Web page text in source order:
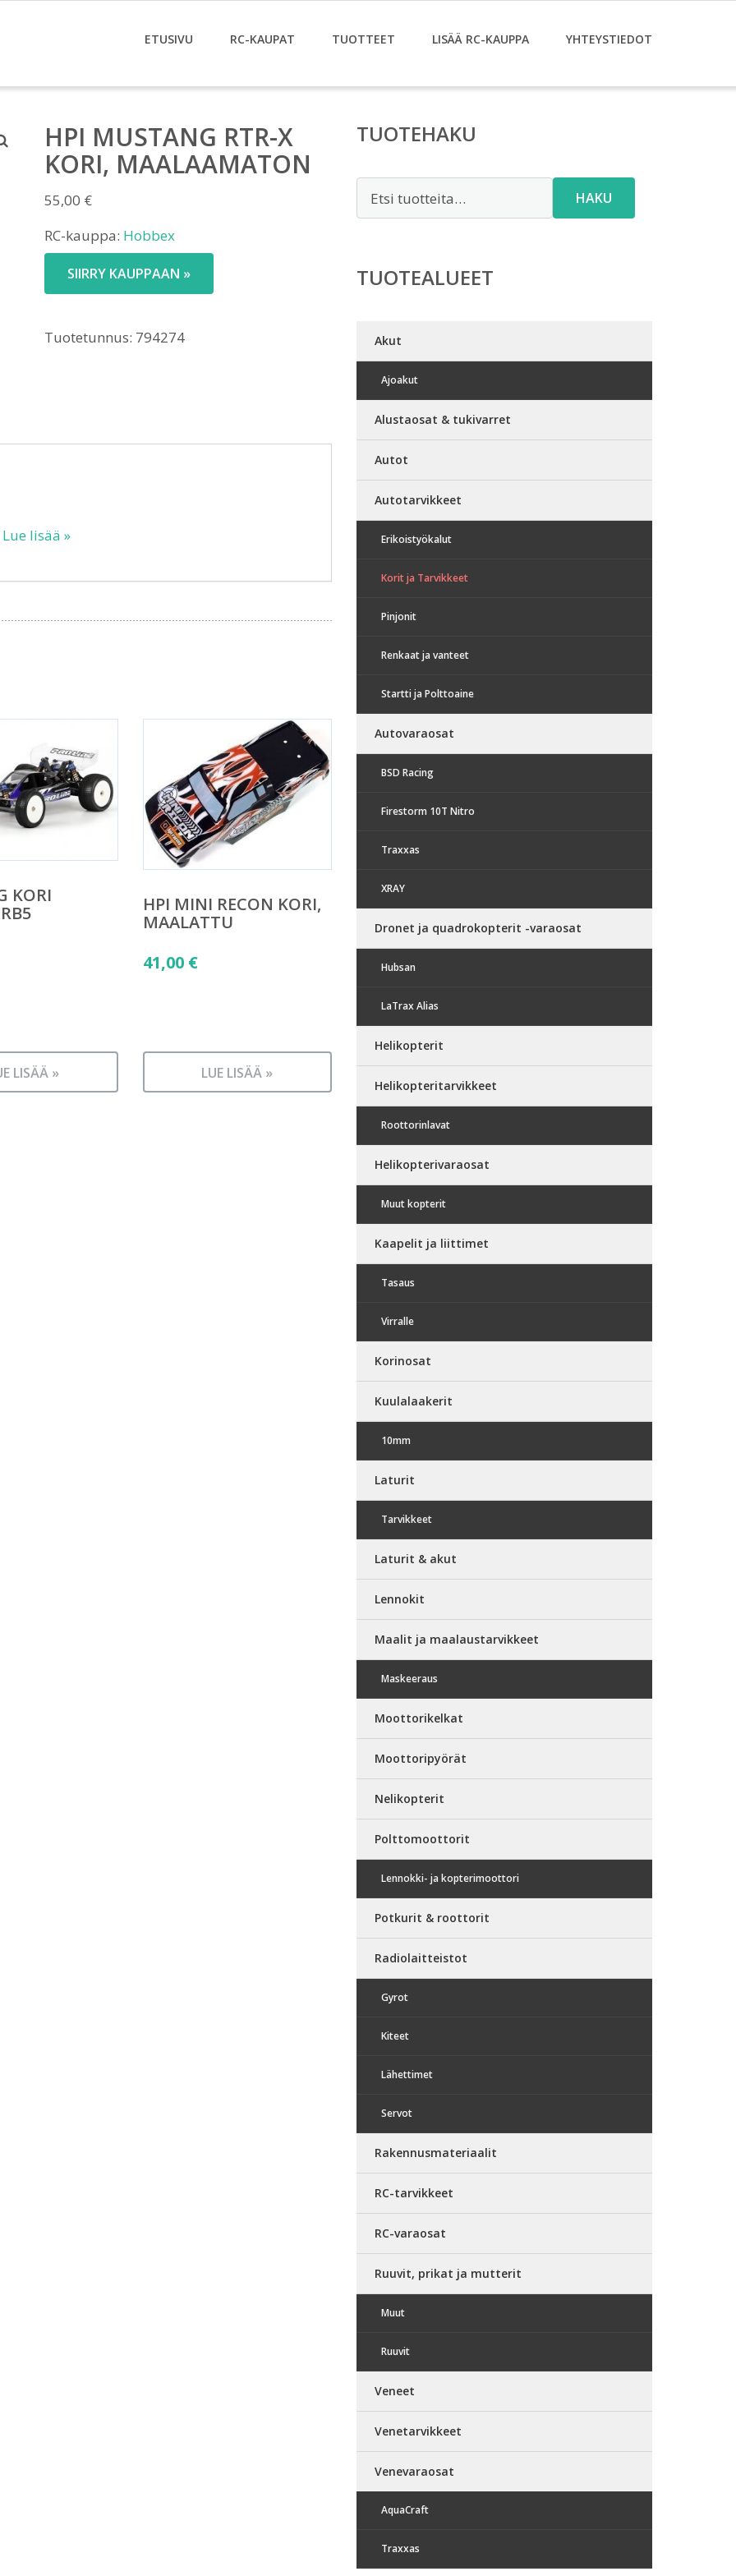
ETUSIVU RC-KAUPAT TUOTTEET LISÄÄ RC-KAUPPA YHTEYSTIEDOT
HPI MUSTANG RTR-X
KORI, MAALAAMATON
55,00 €
RC-kauppa: Hobbex
SIIRRY KAUPPAAN »
Tuotetunnus: 794274
Lue lisää »
KORI
LISÄÄ »
HPI MINI RECON KORI,
MAALATTU
41,00 €
LUE LISÄÄ »
TUOTEHAKU
HAKU
TUOTEALUEET
Akut
Ajoakut
Alustaosat & tukivarret
Autot
Autotarvikkeet
Erikoistyökalut
Korit ja Tarvikkeet
Pinjonit
Renkaat ja vanteet
Startti ja Polttoaine
Autovaraosat
BSD Racing
Firestorm 10T Nitro
Traxxas
XRAY
Dronet ja quadrokopterit -varaosat
Hubsan
LaTrax Alias
Helikopterit
Helikopteritarvikkeet
Roottorinlavat
Helikopterivaraosat
Muut kopterit
Kaapelit ja liittimet
Tasaus
Virralle
Korinosat
Kuulalaakerit
10mm
Laturit
Tarvikkeet
Laturit & akut
Lennokit
Maalit ja maalaustarvikkeet
Maskeeraus
Moottorikelkat
Moottoripyörät
Nelikopterit
Polttomoottorit
Lennokki- ja kopterimoottori
Potkurit & roottorit
Radiolaitteistot
Gyrot
Kiteet
Lähettimet
Servot
Rakennusmateriaalit
RC-tarvikkeet
RC-varaosat
Ruuvit, prikat ja mutterit
Muut
Ruuvit
Veneet
Venetarvikkeet
Venevaraosat
AquaCraft
Traxxas